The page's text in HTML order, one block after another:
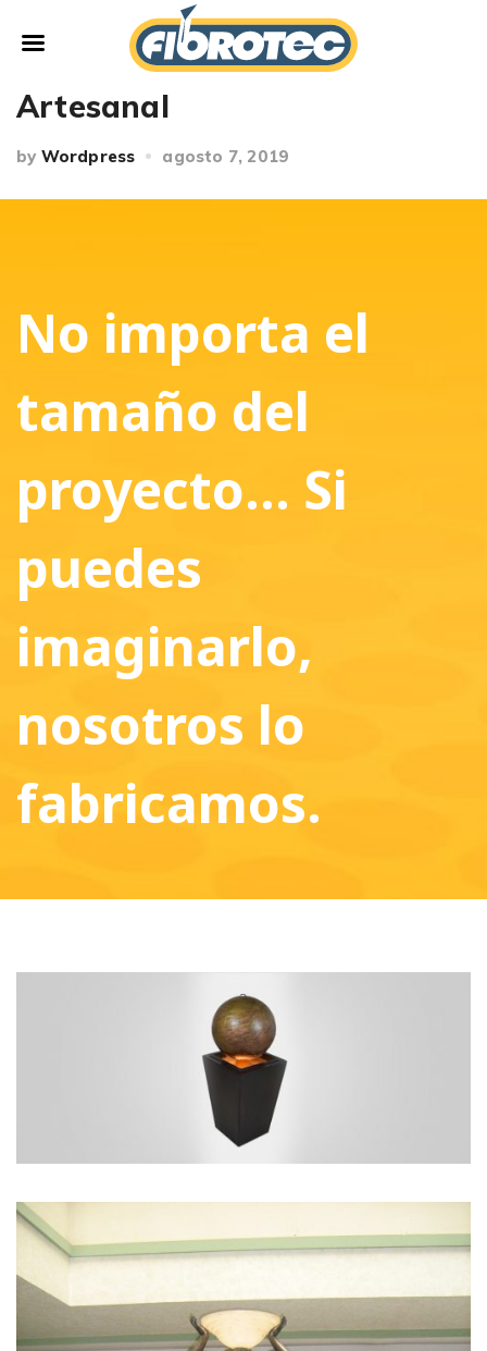
Fibrotec
Comercial
Artesanal
by Wordpress agosto 7, 2019
No importa el
tamaño del
proyecto… Si
puedes
imaginarlo,
nosotros lo
fabricamos.